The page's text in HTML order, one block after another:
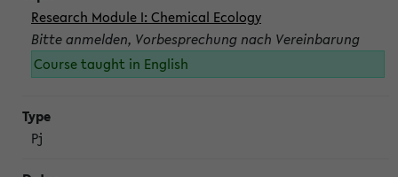
Research Module I: Chemical Ecology
Bitte anmelden, Vorbesprechung nach Vereinbarung
Course taught in English
Pj